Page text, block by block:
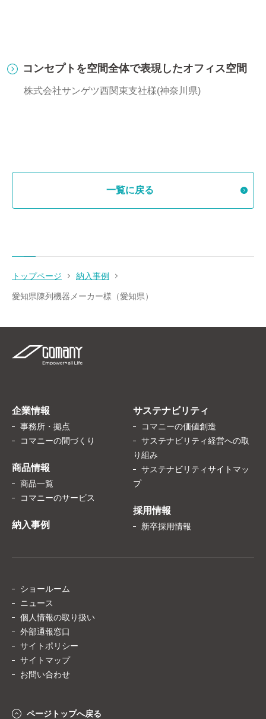
コンセプトを空間全体で表現したオフィス空間
株式会社サンゲツ西関東支社様(神奈川県)
一覧に戻る
トップページ 納入事例
愛知県陳列機器メーカー様（愛知県）
企業情報
事務所・拠点
コマニーの間づくり
商品情報
商品一覧
コマニーのサービス
納入事例
サステナビリティ
コマニーの価値創造
サステナビリティ経営への取
り組み
サステナビリティサイトマッ
プ
採用情報
新卒採用情報
ショールーム
ニュース
個人情報の取り扱い
外部通報窓口
サイトポリシー
サイトマップ
お問い合わせ
ページトップへ戻る